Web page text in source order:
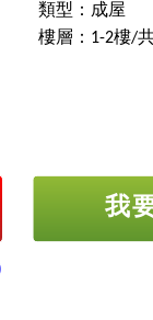
類型：成屋
樓層：1-2樓/
我